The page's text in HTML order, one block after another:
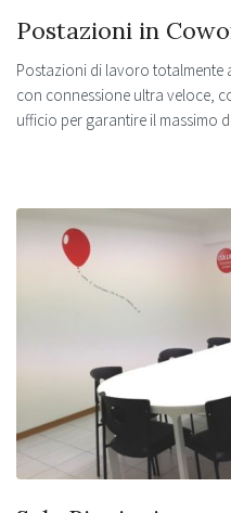
Postazioni in
Postazioni di lavoro totalmente
con connessione ultra veloce,
ufficio per garantire il massimo